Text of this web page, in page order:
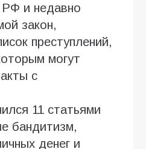
РФ и недавно
закон,
преступлений,
могут
с
11 статьями
бандитизм,
денег и